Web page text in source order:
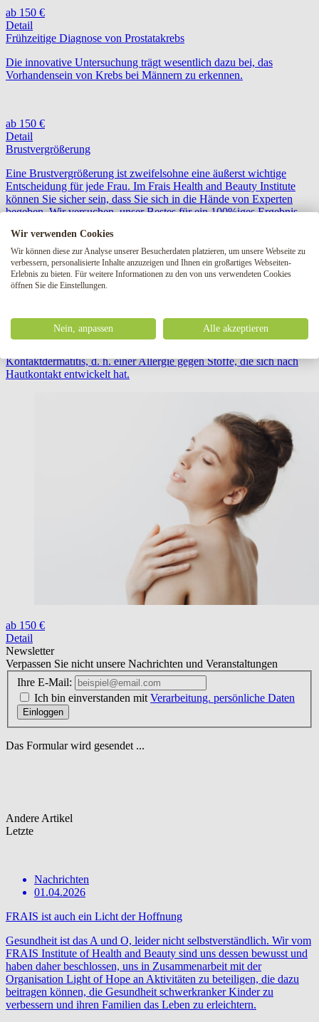
ab 150 €
Detail
Frühzeitige Diagnose von Prostatakrebs
Die innovative Untersuchung trägt wesentlich dazu bei, das
Vorhandensein von Krebs bei Männern zu erkennen.
ab 150 €
Detail
Brustvergrößerung
Eine Brustvergrößerung ist zweifelsohne eine äußerst wichtige
Entscheidung für jede Frau. Im Frais Health and Beauty Institute
können Sie sicher sein, dass Sie sich in die Hände von Experten
begeben. Wir versuchen, unser Bestes für ein 100%iges Ergebnis
löst nicht nur die Unzufriedenheit mit der Größe Ihrer Brüste,
sondern auch mit deren Form, Volumen, Festigkeit und Asymmetrie.
Epikutane Tests
Kontaktdermatitis, d. h. einer Allergie gegen Stoffe, die sich nach
Hautkontakt entwickelt hat.
ab 150 €
Detail
Newsletter
Verpassen Sie nicht unsere Nachrichten und Veranstaltungen
Ihre E-Mail:
Ich bin einverstanden mit Verarbeitung. persönliche Daten
Einloggen
Das Formular wird gesendet ...
Andere Artikel
Letzte
Nachrichten
01.04.2026
FRAIS ist auch ein Licht der Hoffnung
Gesundheit ist das A und O, leider nicht selbstverständlich. Wir vom
FRAIS Institute of Health and Beauty sind uns dessen bewusst und
haben daher beschlossen, uns in Zusammenarbeit mit der
Organisation Light of Hope an Aktivitäten zu beteiligen, die dazu
beitragen können, die Gesundheit schwerkranker Kinder zu
verbessern und ihren Familien das Leben zu erleichtern.
Wir verwenden Cookies
Wir können diese zur Analyse unserer Besucherdaten platzieren, um unsere Webseite zu
verbessern, personalisierte Inhalte anzuzeigen und Ihnen ein großartiges Webseiten-
Erlebnis zu bieten. Für weitere Informationen zu den von uns verwendeten Cookies
öffnen Sie die Einstellungen.
Nein, anpassen Alle akzeptieren